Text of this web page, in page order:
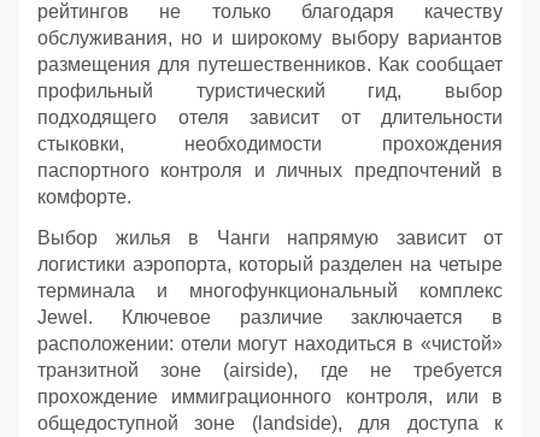
рейтингов не только благодаря качеству
обслуживания, но и широкому выбору вариантов
размещения для путешественников. Как сообщает
профильный туристический гид, выбор
подходящего отеля зависит от длительности
стыковки, необходимости прохождения
паспортного контроля и личных предпочтений в
комфорте.
Выбор жилья в Чанги напрямую зависит от
логистики аэропорта, который разделен на четыре
терминала и многофункциональный комплекс
Jewel. Ключевое различие заключается в
расположении: отели могут находиться в «чистой»
транзитной зоне (airside), где не требуется
прохождение иммиграционного контроля, или в
общедоступной зоне (landside), для доступа к